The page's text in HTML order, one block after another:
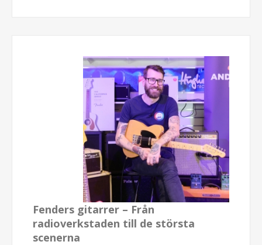
Fenders gitarrer – Från
radioverkstaden till de största
scenerna